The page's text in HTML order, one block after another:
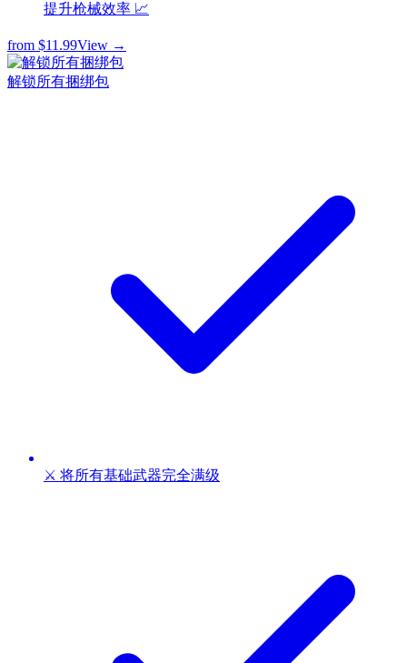
提升枪械效率 📈
from $11.99View →
解锁所有捆绑包
⚔️ 将所有基础武器完全满级